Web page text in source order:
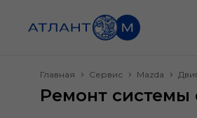
Главная Сервис Mazda
Ремонт